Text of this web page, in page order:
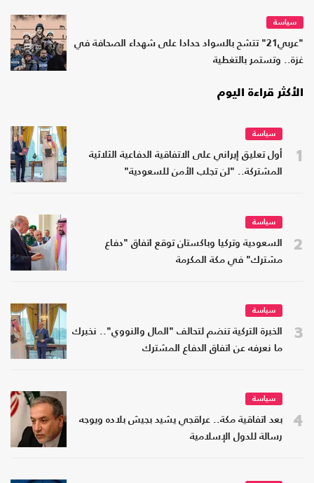
سياسة
"عربي21" تتشح بالسواد حدادا على شهداء الصحافة في
غزة.. وتستمر بالتغطية
الأكثر قراءة اليوم
1
سياسة
أول تعليق إيراني على الاتفاقية الدفاعية الثلاثية
المشتركة.. "لن تجلب الأمن للسعودية"
2
سياسة
السعودية وتركيا وباكستان توقع اتفاق "دفاع
مشترك" في مكة المكرمة
3
سياسة
الخبرة التركية تنضم لتحالف "المال والنووي".. نخبرك
ما نعرفه عن اتفاق الدفاع المشترك
4
سياسة
بعد اتفاقية مكة.. عراقجي يشيد بجيش بلاده ويوجه
رسالة للدول الإسلامية